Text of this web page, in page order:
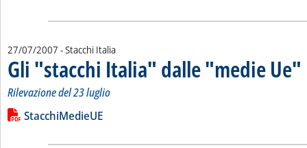
27/07/2007 - Stacchi Italia
Gli "stacchi Italia" dalle "medie Ue"
Rilevazione del 23 luglio
Leggi tutta la notizia: 'Gli "stacchi Italia" dalle "medie Ue"'
Lista allegati PDF alla notizia
StacchiMedieUE